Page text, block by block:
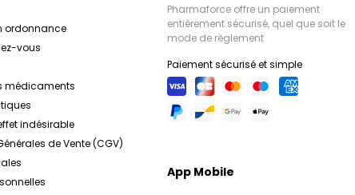
ordonnance
vous
médicaments
indésirable
de Vente (CGV)
Pharmaforce offre un paiement
entièrement sécurisé, quel que soit le
mode de règlement
Paiement sécurisé et simple
App Mobile